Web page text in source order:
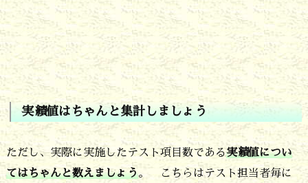
ゃ
集
計
し
ま
実績値はちゃんと集計しましょう
ただし、実際に実施したテスト項目数である実績値につい
てはちゃんと数えましょう。 こちらはテスト担当者毎に